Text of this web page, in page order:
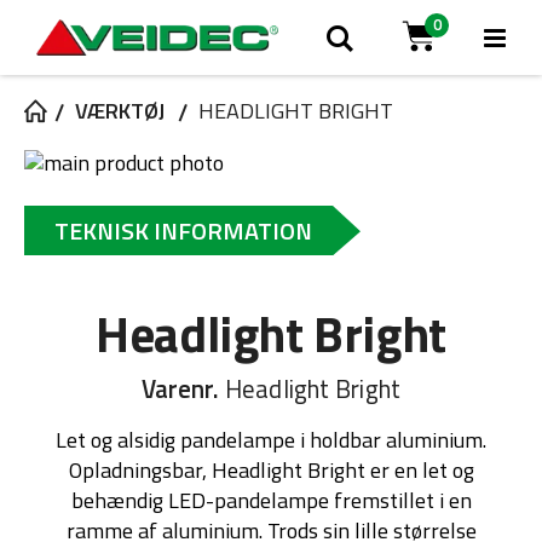
Cart
0
VÆRKTØJ
HEADLIGHT BRIGHT
Gå
slutningen
billedgalleriet
til
starten
af
TEKNISK INFORMATION
Headlight Bright
Varenr. Headlight Bright
Let og alsidig pandelampe i holdbar aluminium.
Opladningsbar, Headlight Bright er en let og
behændig LED-pandelampe fremstillet i en
ramme af aluminium. Trods sin lille størrelse